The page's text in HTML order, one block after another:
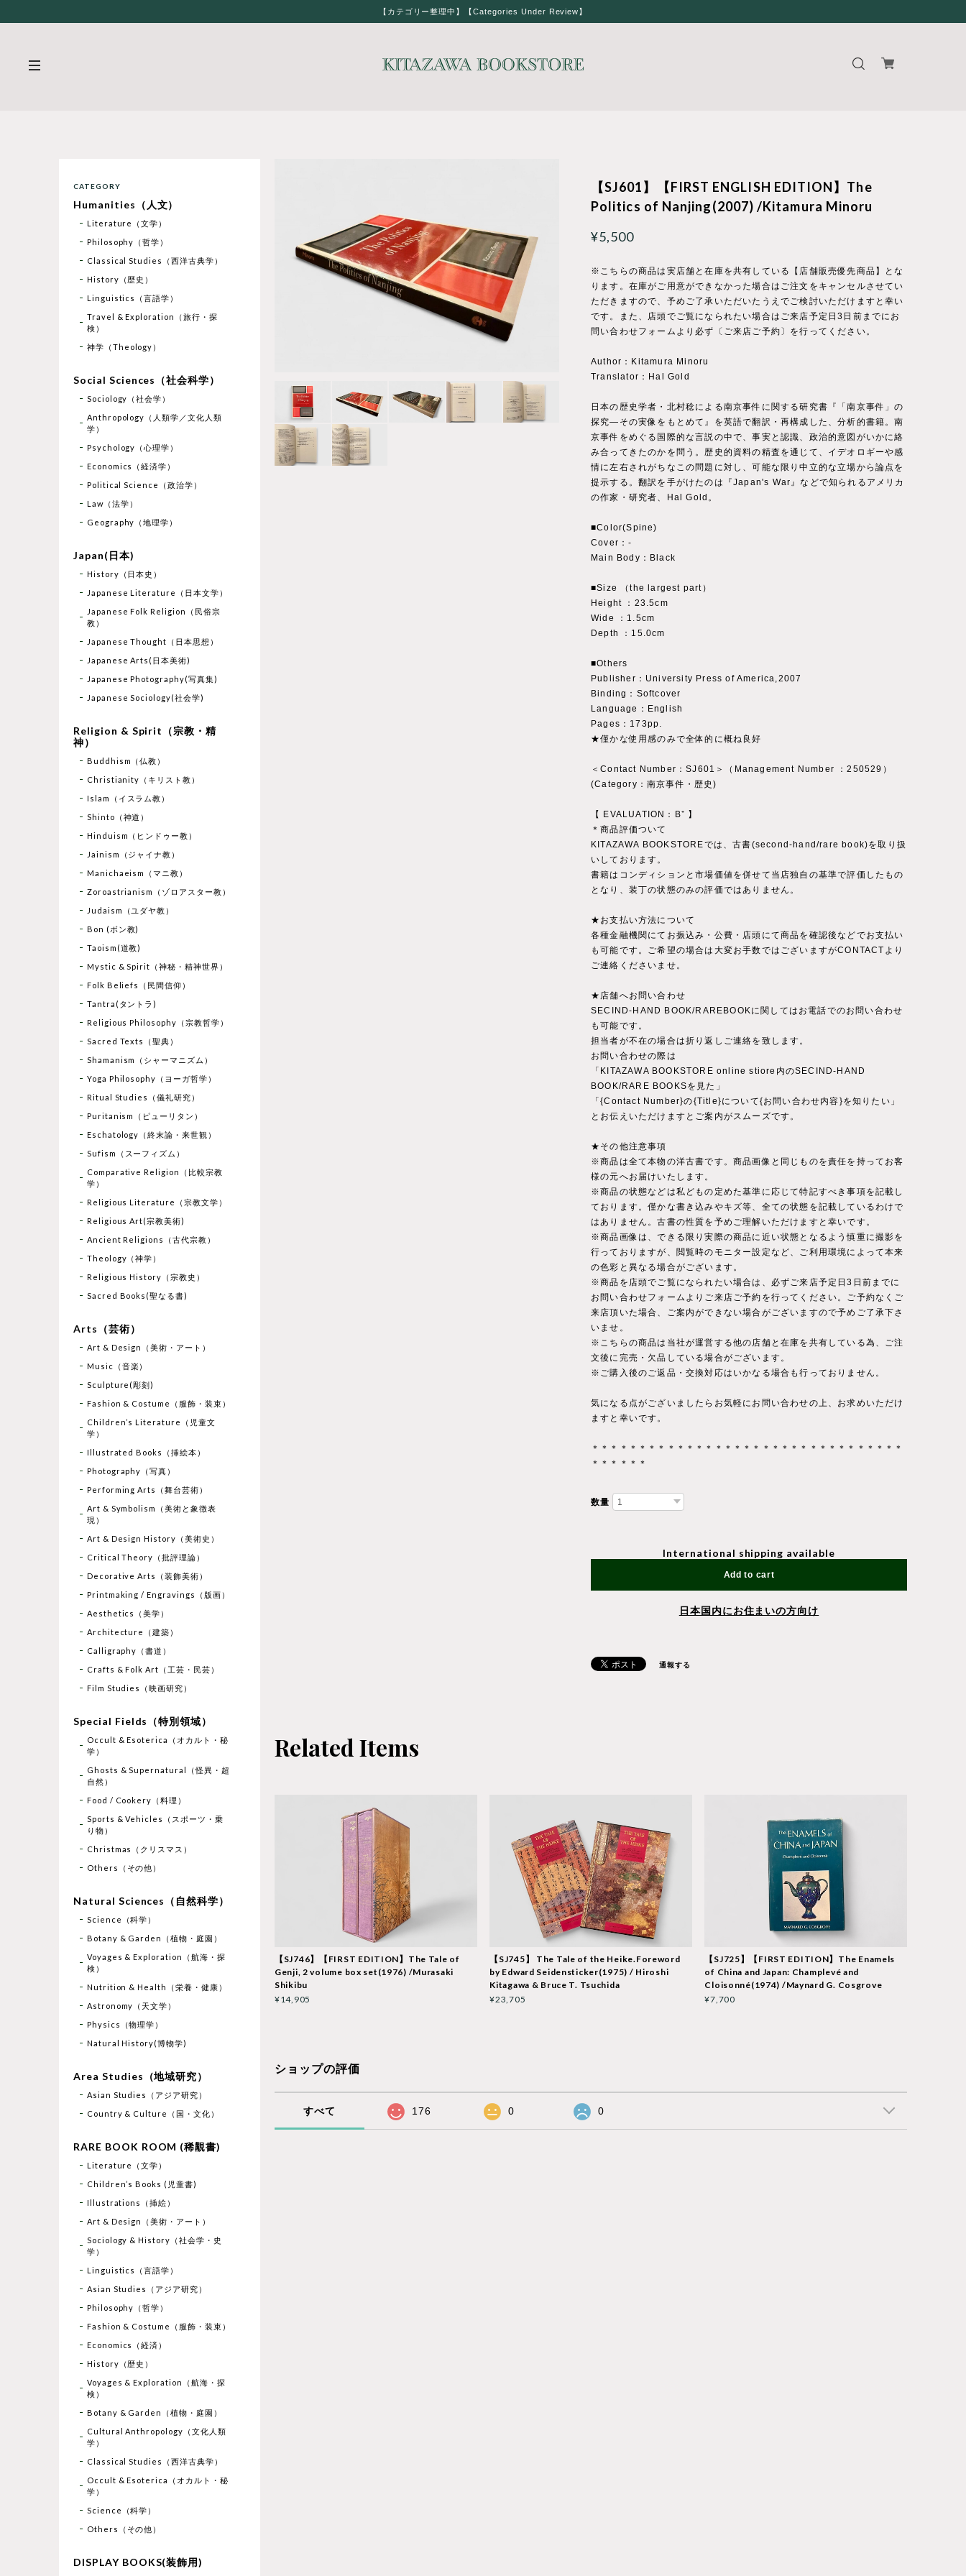
【カテゴリー整理中】【Categories Under Review】
【SJ601】【FIRST ENGLISH EDITION】The
Politics of Nanjing(2007) /Kitamura Minoru
¥5,500
※こちらの商品は実店舗と在庫を共有している【店舗販売優先商品】とな
ります。在庫がご用意ができなかった場合はご注文をキャンセルさせてい
ただきますので、予めご了承いただいたうえでご検討いただけますと幸い
です。また、店頭でご覧になられたい場合はご来店予定日3日前までにお
問い合わせフォームより必ず〔ご来店ご予約〕を行ってください。
Author：Kitamura Minoru
Translator：Hal Gold
日本の歴史学者・北村稔による南京事件に関する研究書『「南京事件」の
探究―その実像をもとめて』を英語で翻訳・再構成した、分析的書籍。南
京事件をめぐる国際的な言説の中で、事実と認識、政治的意図がいかに絡
み合ってきたのかを問う。歴史的資料の精査を通じて、イデオロギーや感
情に左右されがちなこの問題に対し、可能な限り中立的な立場から論点を
提示する。翻訳を手がけたのは『Japan's War』などで知られるアメリカ
の作家・研究者、Hal Gold。
■Color(Spine)
Cover：‐
Main Body：Black
■Size （the largest part）
Height ：23.5cm
Wide ：1.5cm
Depth ：15.0cm
■Others
Publisher：University Press of America,2007
Binding：Softcover
Language：English
Pages：173pp.
★僅かな使用感のみで全体的に概ね良好
＜Contact Number：SJ601＞（Management Number ：250529）
(Category：南京事件・歴史)
【 EVALUATION：B⁺ 】
＊商品評価ついて
KITAZAWA BOOKSTOREでは、古書(second-hand/rare book)を取り扱
いしております。
書籍はコンディションと市場価値を併せて当店独自の基準で評価したもの
となり、装丁の状態のみの評価ではありません。
★お支払い方法について
各種金融機関にてお振込み・公費・店頭にて商品を確認後などでお支払い
も可能です。ご希望の場合は大変お手数ではございますがCONTACTより
ご連絡くださいませ。
★店舗へお問い合わせ
SECIND-HAND BOOK/RAREBOOKに関してはお電話でのお問い合わせ
も可能です。
担当者が不在の場合は折り返しご連絡を致します。
お問い合わせの際は
「KITAZAWA BOOKSTORE online stiore内のSECIND-HAND
BOOK/RARE BOOKSを見た」
「{Contact Number}の{Title}について{お問い合わせ内容}を知りたい」
とお伝えいただけますとご案内がスムーズです。
★その他注意事項
※商品は全て本物の洋古書です。商品画像と同じものを責任を持ってお客
様の元へお届けいたします。
※商品の状態などは私どもの定めた基準に応じて特記すべき事項を記載し
ております。僅かな書き込みやキズ等、全ての状態を記載しているわけで
はありません。古書の性質を予めご理解いただけますと幸いです。
※商品画像は、できる限り実際の商品に近い状態となるよう慎重に撮影を
行っておりますが、閲覧時のモニター設定など、ご利用環境によって本来
の色彩と異なる場合がございます。
※商品を店頭でご覧になられたい場合は、必ずご来店予定日3日前までに
お問い合わせフォームよりご来店ご予約を行ってください。ご予約なくご
来店頂いた場合、ご案内ができない場合がございますので予めご了承下さ
いませ。
※こちらの商品は当社が運営する他の店舗と在庫を共有している為、ご注
文後に完売・欠品している場合がございます。
※ご購入後のご返品・交換対応はいかなる場合も行っておりません。
気になる点がございましたらお気軽にお問い合わせの上、お求めいただけ
ますと幸いです。
＊＊＊＊＊＊＊＊＊＊＊＊＊＊＊＊＊＊＊＊＊＊＊＊＊＊＊＊＊＊＊＊＊
＊＊＊＊＊＊
数量
International shipping available
Add to cart
日本国内にお住まいの方向け
通報する
Related Items
【SJ746】【FIRST EDITION】The Tale of
Genji, 2 volume box set(1976) /Murasaki
Shikibu
¥14,905
【SJ745】 The Tale of the Heike.Foreword
by Edward Seidensticker(1975) / Hiroshi
Kitagawa & Bruce T. Tsuchida
¥23,705
【SJ725】【FIRST EDITION】The Enamels
of China and Japan: Champlevé and
Cloisonné(1974) /Maynard G. Cosgrove
¥7,700
ショップの評価
すべて 176 0 0
CATEGORY
Humanities（人文）
Literature（文学）
Philosophy（哲学）
Classical Studies（西洋古典学）
History（歴史）
Linguistics（言語学）
Travel & Exploration（旅行・探
検）
神学（Theology）
Social Sciences（社会科学）
Sociology（社会学）
Anthropology（人類学／文化人類
学）
Psychology（心理学）
Economics（経済学）
Political Science（政治学）
Law（法学）
Geography（地理学）
Japan(日本)
History（日本史）
Japanese Literature（日本文学）
Japanese Folk Religion（民俗宗
教）
Japanese Thought（日本思想）
Japanese Arts(日本美術)
Japanese Photography(写真集)
Japanese Sociology(社会学)
Religion & Spirit（宗教・精
神）
Buddhism（仏教）
Christianity（キリスト教）
Islam（イスラム教）
Shinto（神道）
Hinduism（ヒンドゥー教）
Jainism（ジャイナ教）
Manichaeism（マニ教）
Zoroastrianism（ゾロアスター教）
Judaism（ユダヤ教）
Bon (ボン教)
Taoism(道教)
Mystic & Spirit（神秘・精神世界）
Folk Beliefs（民間信仰）
Tantra(タントラ)
Religious Philosophy（宗教哲学）
Sacred Texts（聖典）
Shamanism（シャーマニズム）
Yoga Philosophy（ヨーガ哲学）
Ritual Studies（儀礼研究）
Puritanism（ピューリタン）
Eschatology（終末論・来世観）
Sufism（スーフィズム）
Comparative Religion（比較宗教
学）
Religious Literature（宗教文学）
Religious Art(宗教美術)
Ancient Religions（古代宗教）
Theology（神学）
Religious History（宗教史）
Sacred Books(聖なる書)
Arts（芸術）
Art & Design（美術・アート）
Music（音楽）
Sculpture(彫刻)
Fashion & Costume（服飾・装束）
Children’s Literature（児童文
学）
Illustrated Books（挿絵本）
Photography（写真）
Performing Arts（舞台芸術）
Art & Symbolism（美術と象徴表
現）
Art & Design History（美術史）
Critical Theory（批評理論）
Decorative Arts（装飾美術）
Printmaking / Engravings（版画）
Aesthetics（美学）
Architecture（建築）
Calligraphy（書道）
Crafts & Folk Art（工芸・民芸）
Film Studies（映画研究）
Special Fields（特別領域）
Occult & Esoterica（オカルト・秘
学）
Ghosts & Supernatural（怪異・超
自然）
Food / Cookery（料理）
Sports & Vehicles（スポーツ・乗
り物）
Christmas（クリスマス）
Others（その他）
Natural Sciences（自然科学）
Science（科学）
Botany & Garden（植物・庭園）
Voyages & Exploration（航海・探
検）
Nutrition & Health（栄養・健康）
Astronomy（天文学）
Physics（物理学）
Natural History(博物学)
Area Studies（地域研究）
Asian Studies（アジア研究）
Country & Culture（国・文化）
RARE BOOK ROOM (稀覯書)
Literature（文学）
Children’s Books (児童書)
Illustrations（挿絵）
Art & Design（美術・アート）
Sociology & History（社会学・史
学）
Linguistics（言語学）
Asian Studies（アジア研究）
Philosophy（哲学）
Fashion & Costume（服飾・装束）
Economics（経済）
History（歴史）
Voyages & Exploration（航海・探
検）
Botany & Garden（植物・庭園）
Cultural Anthropology（文化人類
学）
Classical Studies（西洋古典学）
Occult & Esoterica（オカルト・秘
学）
Science（科学）
Others（その他）
DISPLAY BOOKS(装飾用)